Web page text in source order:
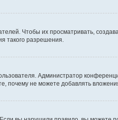
Чтобы их просматривать,
такого разрешения.
Администратор
почему не можете добавлять